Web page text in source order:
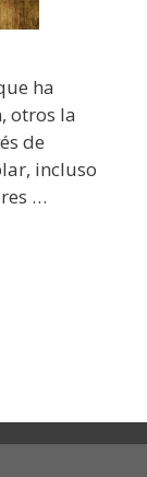
ha
otros la
de
incluso
…